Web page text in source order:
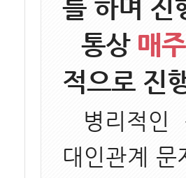
를 하며 진
통상 매
적으로 진
병리적인
대인관계